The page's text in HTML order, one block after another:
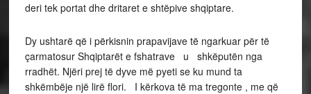
deri tek portat dhe dritaret e shtëpive shqiptare.
Dy ushtarë që i përkisnin prapavijave të ngarkuar për të
çarmatosur Shqiptarët e fshatrave u shkëputën nga
rradhët. Njëri prej të dyve më pyeti se ku mund ta
shkëmbëje një lirë flori. I kërkova të ma tregonte , me që